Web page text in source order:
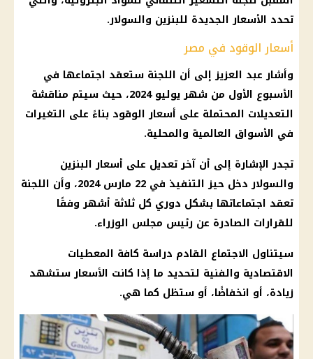
تحدد الأسعارالجديدة للبنزين والسولار.
أسعار الوقود في مصر
وأشار عبد العزيز إلى أن اللجنة ستعقد اجتماعها في
الأسبوع الأول من شهر يوليو 2024، حيث سيتم مناقشة
التعديلات المحتملة على أسعار الوقود بناءً على التغيرات
في الأسواق العالمية والمحلية.
تجدر الإشارة إلى أن آخر تعديل على أسعار البنزين
والسولار
دخل حيز التنفيذ في 22 مارس 2024، وأن اللجنة
تعقد اجتماعاتها بشكل دوري كل ثلاثة أشهر وفقًا
للقرارات الصادرة عن رئيس مجلس الوزراء.
سيتناول الاجتماع القادم دراسة كافة المعطيات
الاقتصادية والفنية لتحديد ما إذا كانت الأسعارستشهد
زيادة، أو انخفاضًا، أو ستظل كما هي.